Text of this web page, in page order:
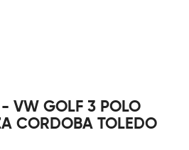
- VW GOLF 3 POLO
CORDOBA TOLEDO